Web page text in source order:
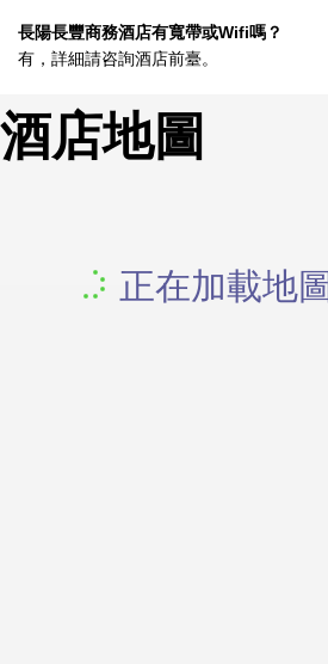
長陽長豐商務酒店有寬帶或Wifi嗎？
有，詳細請咨詢酒店前臺。
酒店地圖
正在加載地